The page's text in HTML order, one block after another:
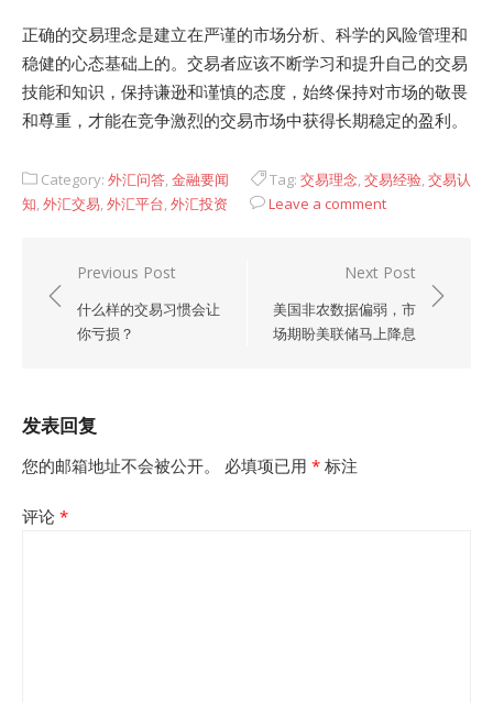
正确的交易理念是建立在严谨的市场分析、科学的风险管理和
稳健的心态基础上的。交易者应该不断学习和提升自己的交易
技能和知识，保持谦逊和谨慎的态度，始终保持对市场的敬畏
和尊重，才能在竞争激烈的交易市场中获得长期稳定的盈利。
Category: 外汇问答,金融要闻 Tag: 交易理念,交易经验,交易认
知,外汇交易,外汇平台,外汇投资 Leave a comment
章
Previous Post
什么样的交易习惯会让
你亏损？
Next Post
美国非农数据偏弱，市
场期盼美联储马上降息
发表回复
您的邮箱地址不会被公开。
必填项已用 * 标注
评论 *